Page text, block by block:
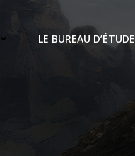
LE BUREAU D’ÉTUDE